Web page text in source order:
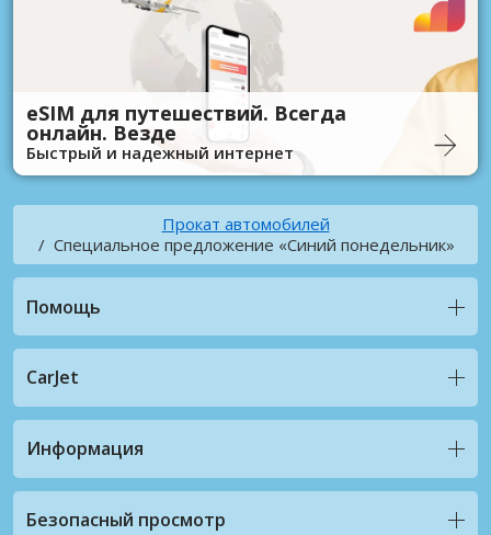
eSIM для путешествий. Всегда
онлайн. Везде
Быстрый и надежный интернет
Прокат автомобилей
Специальное предложение «Синий понедельник»
Помощь
CarJet
Информация
Безопасный просмотр